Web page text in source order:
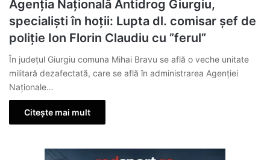
Agenția Națională Antidrog Giurgiu,
specialiști în hoții: Lupta dl. comisar șef de
poliție Ion Florin Claudiu cu ”ferul”
În județul Giurgiu comuna Mihai Bravu se află o veche unitate
militară dezafectată, care se află în administrarea Agenției
Naționale…
Citește mai mult